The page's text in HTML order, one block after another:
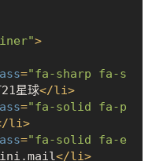
>
="fa-sharp fa-s
星球</li>
="fa-solid fa-p
li>
="fa-solid fa-e
</li>